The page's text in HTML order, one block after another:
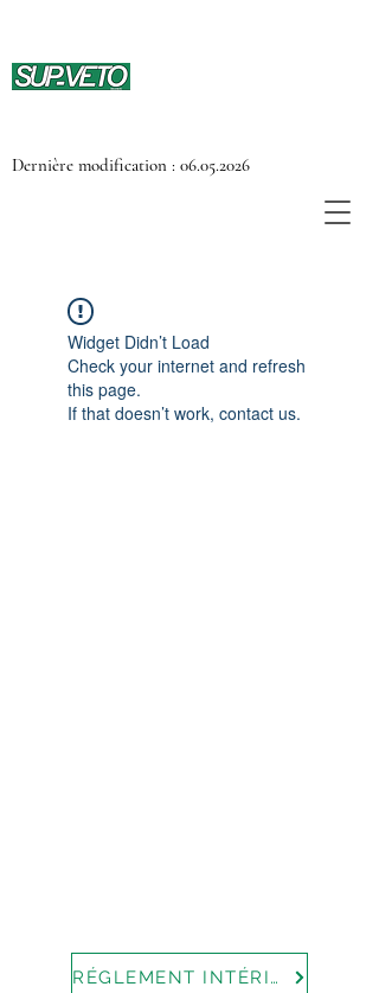
Dernière modification : 06.05.2026
Widget Didn’t Load
Check your internet and refresh
this page.
If that doesn’t work, contact us.
RÉGLEMENT INTÉRIEUR